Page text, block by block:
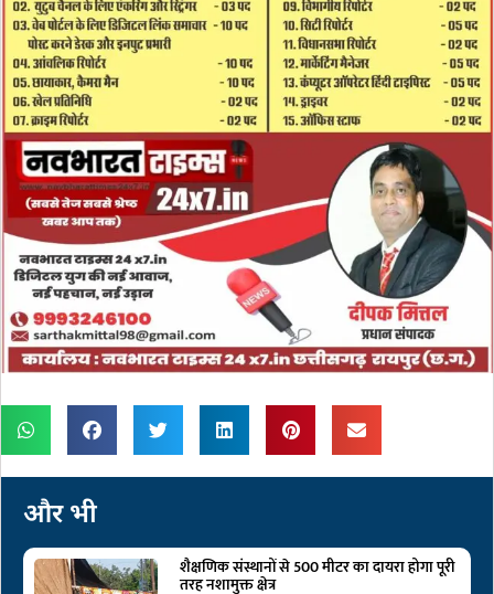
और भी
शैक्षणिक संस्थानों से 500 मीटर का दायरा होगा पूरी
तरह नशामुक्त क्षेत्र